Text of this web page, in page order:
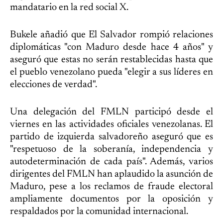
mandatario en la red social X.
Bukele añadió que El Salvador rompió relaciones
diplomáticas "con Maduro desde hace 4 años" y
aseguró que estas no serán restablecidas hasta que
el pueblo venezolano pueda "elegir a sus líderes en
elecciones de verdad".
Una delegación del FMLN participó desde el
viernes en las actividades oficiales venezolanas. El
partido de izquierda salvadoreño aseguró que es
"respetuoso de la soberanía, independencia y
autodeterminación de cada país". Además, varios
dirigentes del FMLN han aplaudido la asunción de
Maduro, pese a los reclamos de fraude electoral
ampliamente documentos por la oposición y
respaldados por la comunidad internacional.